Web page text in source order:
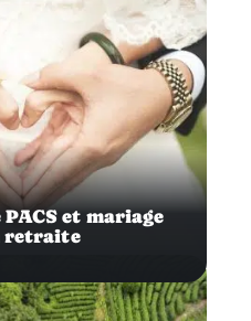
et mariage
retraite